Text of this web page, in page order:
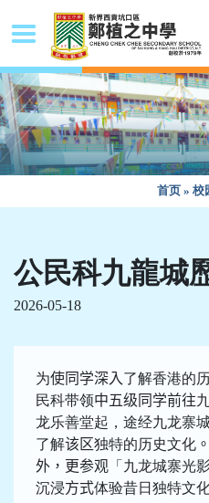
首页 » 校
公民科九龍城
2026-05-18
为使同学深入 了解香港的
民科带领中五级 同学前往
龙乐善堂起，途经九龙寨
了解该区独特的历史文化
外，更参观 「九龙城寨光
沉浸方式体验昔日独特文